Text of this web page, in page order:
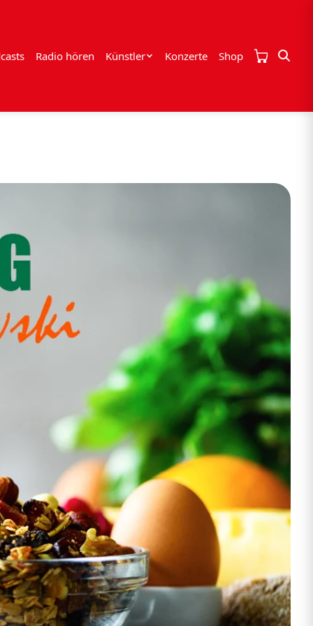
Radio hören Künstler Konzerte Shop